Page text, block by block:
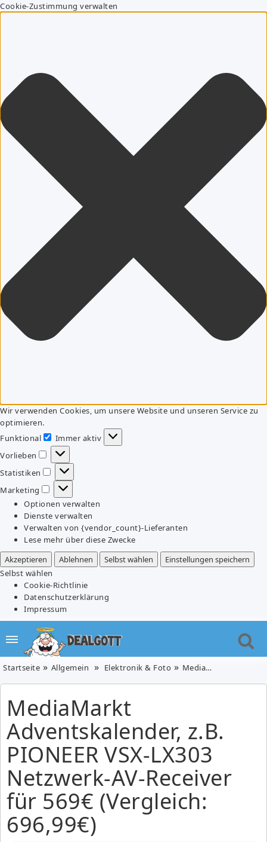
Cookie-Zustimmung verwalten
Wir verwenden Cookies, um unsere Website und unseren Service zu
optimieren.
Funktional
Funktional
Immer aktiv
Vorlieben
Vorlieben
Statistiken
Statistiken
Marketing
Marketing
Optionen verwalten
Dienste verwalten
Verwalten von {vendor_count}-Lieferanten
Lese mehr über diese Zwecke
Akzeptieren
Ablehnen Selbst wählen
Einstellungen speichern
Selbst wählen
Cookie-Richtlinie
Datenschutzerklärung
Impressum
Startseite Allgemein Elektronik & Foto MediaMarkt Adventskalender, z.B. PIONEER VSX-LX303 Netzwerk-AV-Receiver für 569€ (Vergleich: 696,99€)
MediaMarkt
Adventskalender, z.B.
PIONEER VSX-LX303
Netzwerk-AV-Receiver
für 569€ (Vergleich:
696,99€)